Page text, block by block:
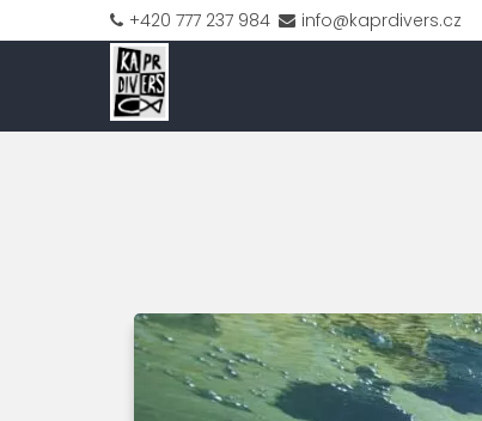
+420 777 237 984 info@kaprdivers.cz